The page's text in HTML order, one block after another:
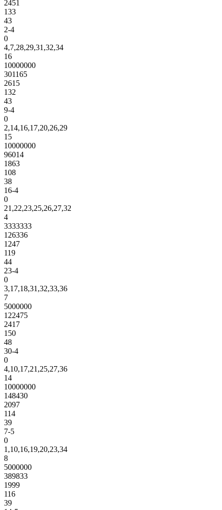
2451
133
43
2-4
0
4,7,28,29,31,32,34
16
10000000
301165
2615
132
43
9-4
0
2,14,16,17,20,26,29
15
10000000
96014
1863
108
38
16-4
0
21,22,23,25,26,27,32
4
3333333
126336
1247
119
44
23-4
0
3,17,18,31,32,33,36
7
5000000
122475
2417
150
48
30-4
0
4,10,17,21,25,27,36
14
10000000
148430
2097
114
39
7-5
0
1,10,16,19,20,23,34
8
5000000
389833
1999
116
39